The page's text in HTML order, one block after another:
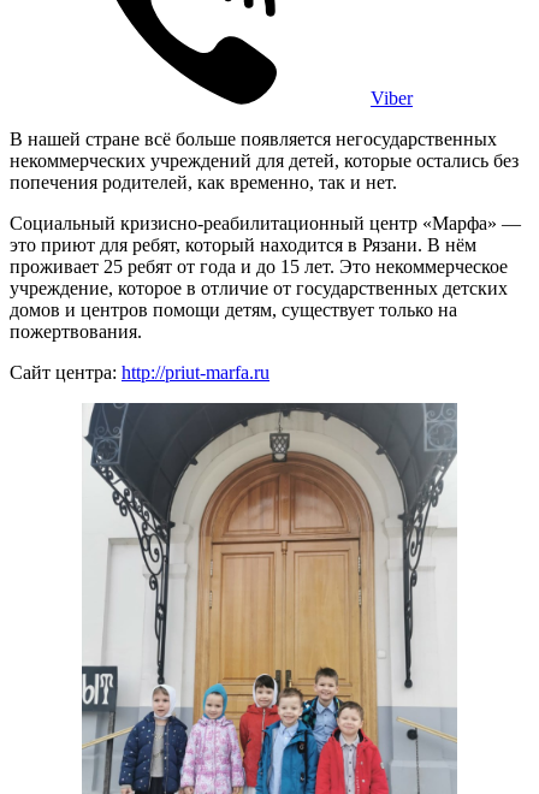
Viber
В нашей стране всё больше появляется негосударственных
некоммерческих учреждений для детей, которые остались без
попечения родителей, как временно, так и нет.
Социальный кризисно-реабилитационный центр «Марфа» —
это приют для ребят, который находится в Рязани. В нём
проживает 25 ребят от года и до 15 лет. Это некоммерческое
учреждение, которое в отличие от государственных детских
домов и центров помощи детям, существует только на
пожертвования.
Сайт центра: http://priut-marfa.ru